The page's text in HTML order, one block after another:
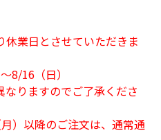
業日とさせていただきま
8/16（日）
りますのでご了承くださ
）以降のご注文は、通常通